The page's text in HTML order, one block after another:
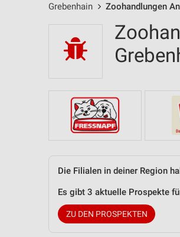
Grebenhain Zoohandlungen
Die Filialen in deiner Region
Es gibt 3 aktuelle Prospekte
ZU DEN PROSPEKTEN